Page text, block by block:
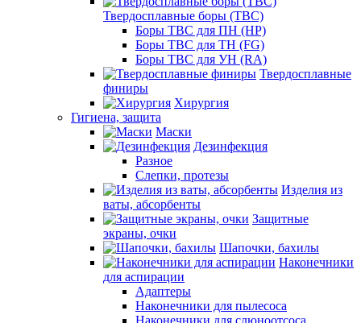
Твердосплавные боры (ТВС)
Боры ТВС для ПН (HP)
Боры ТВС для ТН (FG)
Боры ТВС для УН (RA)
Твердосплавные
финиры
Хирургия
Гигиена, защита
Маски
Дезинфекция
Разное
Слепки, протезы
Изделия из
ваты, абсорбенты
Защитные
экраны, очки
Шапочки, бахилы
Наконечники
для аспирации
Адаптеры
Наконечники для пылесоса
Наконечники для слюноотсоса